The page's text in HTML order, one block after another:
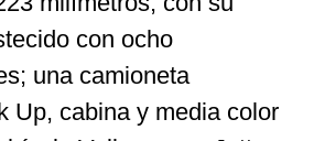
con ocho
una camioneta
Up, cabina y media color